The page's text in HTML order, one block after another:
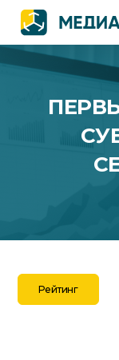
Рейтинг